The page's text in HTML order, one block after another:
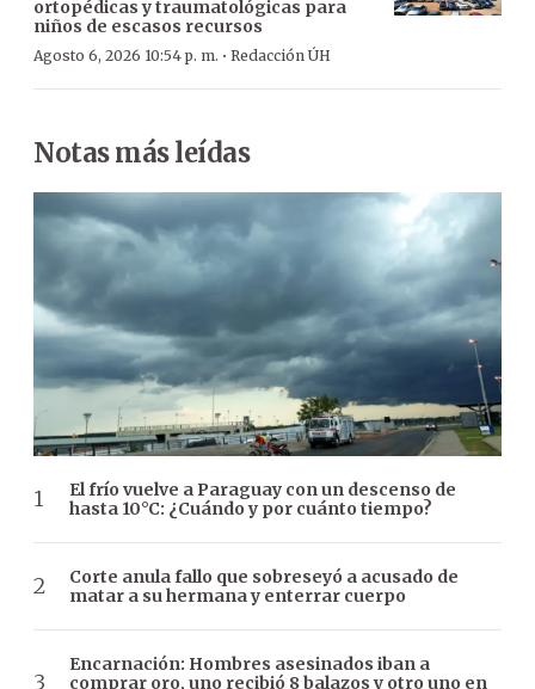
ortopédicas y traumatológicas para
niños de escasos recursos
Agosto 6, 2026 10:54 p. m. · Redacción ÚH
Notas más leídas
El frío vuelve a Paraguay con un descenso de
hasta 10°C: ¿Cuándo y por cuánto tiempo?
Corte anula fallo que sobreseyó a acusado de
matar a su hermana y enterrar cuerpo
Encarnación: Hombres asesinados iban a
comprar oro, uno recibió 8 balazos y otro uno en